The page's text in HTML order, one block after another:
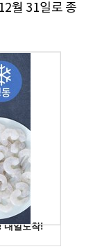
월 31일로 종